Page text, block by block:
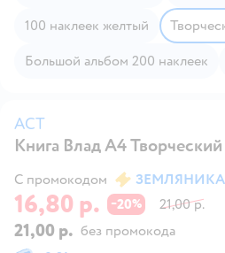
100 наклеек желтый
Большой альбом 200 наклеек
АСТ
Книга Влад А4
С промокодом
ЗЕМЛЯНИКА
16,80 р. −20% 21,00 р.
21,00 р. без промокода